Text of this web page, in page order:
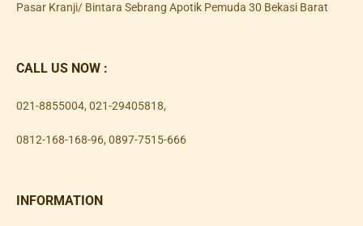
Pasar Kranji/ Bintara Sebrang Apotik Pemuda 30 Bekasi Barat
CALL US NOW :
021-8855004, 021-29405818,
0812-168-168-96, 0897-7515-666
INFORMATION